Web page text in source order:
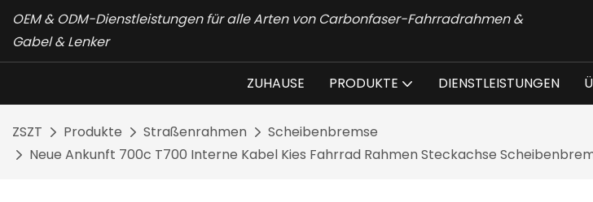
OEM & ODM-Dienstleistungen für alle Arten von Carbonfaser-Fahrradrahmen &
Gabel & Lenker
ZUHAUSE PRODUKTE DIENSTLEISTUNGEN
ZSZT Produkte Straßenrahmen
Scheibenbremse
Neue Ankunft 700c T700 Interne Kabel Kies Fahrrad Rahmen Steckachse